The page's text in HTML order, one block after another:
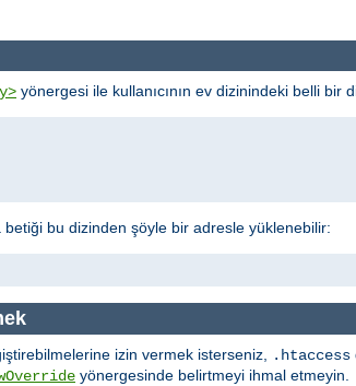
yönergesi ile kullanıcının ev dizinindeki belli
betiği bu dizinden şöyle bir adresle yüklenebilir:
izin vermek isterseniz, .htaccess
yönergesinde belirtmeyi ihmal etmeyin.